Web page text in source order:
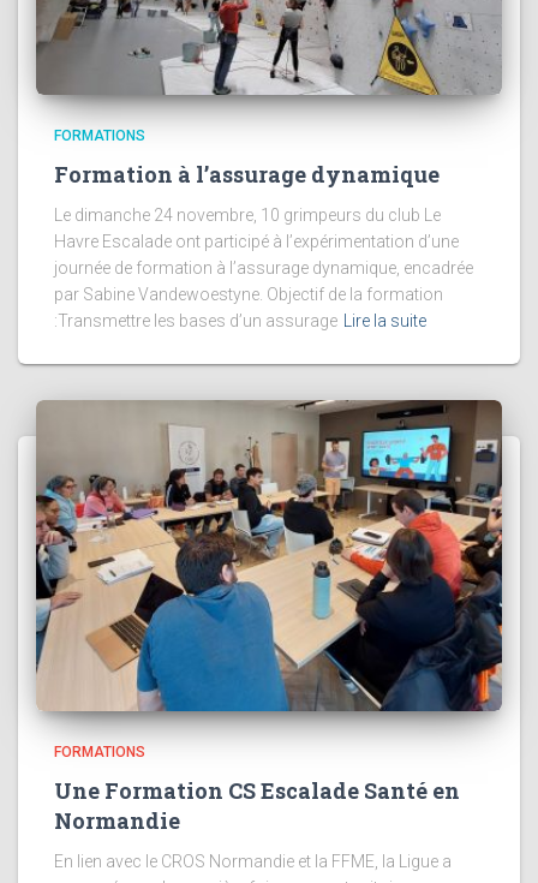
FORMATIONS
Formation à l’assurage dynamique
Le dimanche 24 novembre, 10 grimpeurs du club Le
Havre Escalade ont participé à l’expérimentation d’une
journée de formation à l’assurage dynamique, encadrée
par Sabine Vandewoestyne. Objectif de la formation
:Transmettre les bases d’un assurage Lire la suite
FORMATIONS
Une Formation CS Escalade Santé en
Normandie
En lien avec le CROS Normandie et la FFME, la Ligue a